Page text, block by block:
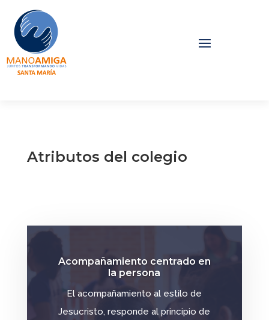
Atributos del colegio
Acompañamiento centrado en
la persona
El acompañamiento al estilo de
Jesucristo, responde al principio de